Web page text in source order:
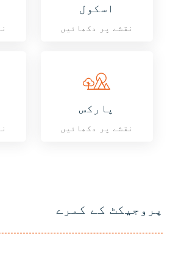
اسکول
نقشے پر دکھائیں
پارکس
نقشے پر دکھائیں
پروجیکٹ کے کمرے